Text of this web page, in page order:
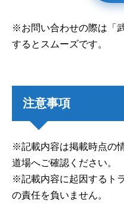
※お問い合わせの際は「
するとスムーズです。
注意事項
※記載内容は掲載時点の
道場へご確認ください。
※記載内容に起因するト
の責任を負いません。